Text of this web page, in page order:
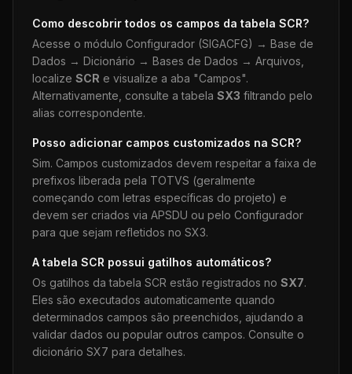
Como descobrir todos os campos da tabela SCR?
Acesse o módulo Configurador (SIGACFG) → Base de
Dados → Dicionário → Bases de Dados → Arquivos,
localize SCR e visualize a aba "Campos".
Alternativamente, consulte a tabela SX3 filtrando pelo
alias correspondente.
Posso adicionar campos customizados na SCR?
Sim. Campos customizados devem respeitar a faixa de
prefixos liberada pela TOTVS (geralmente
começando com letras específicas do projeto) e
devem ser criados via APSDU ou pelo Configurador
para que sejam refletidos no SX3.
A tabela SCR possui gatilhos automáticos?
Os gatilhos da tabela SCR estão registrados no SX7.
Eles são executados automaticamente quando
determinados campos são preenchidos, ajudando a
validar dados ou popular outros campos. Consulte o
dicionário SX7 para detalhes.